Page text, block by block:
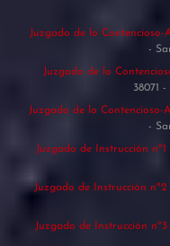
Juzgado de lo Contencioso-
-
Juzgado de lo
38071
Juzgado de lo Contencioso-
-
Juzgado de Instrucción nº1
Juzgado de Instrucción nº2
Juzgado de Instrucción nº3